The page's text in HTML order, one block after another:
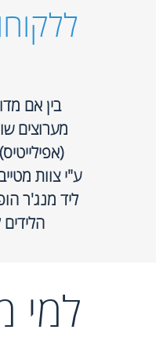
בין אם
מערוצים
ע"י צוות
ליד מנג'ר
הלידים
למי